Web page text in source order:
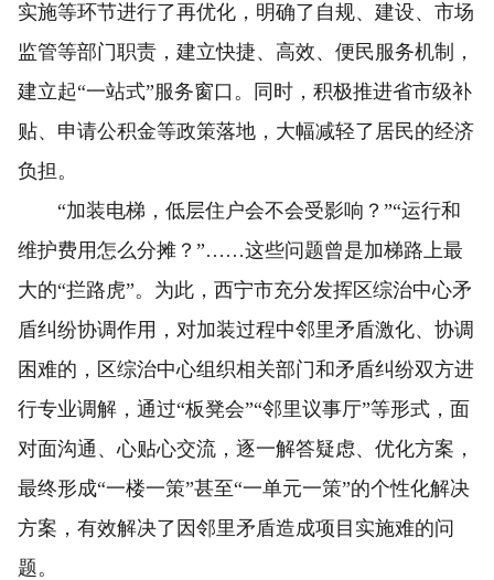
实施等环节进行了再优化，明确了自规、建设、市场
监管等部门职责，建立快捷、高效、便民服务机制，
建立起“一站式”服务窗口。同时，积极推进省市级补
贴、申请公积金等政策落地，大幅减轻了居民的经济
负担。
“加装电梯，低层住户会不会受影响？”“运行和
维护费用怎么分摊？”……这些问题曾是加梯路上最
大的“拦路虎”。为此，西宁市充分发挥区综治中心矛
盾纠纷协调作用，对加装过程中邻里矛盾激化、协调
困难的，区综治中心组织相关部门和矛盾纠纷双方进
行专业调解，通过“板凳会”“邻里议事厅”等形式，面
对面沟通、心贴心交流，逐一解答疑虑、优化方案，
最终形成“一楼一策”甚至“一单元一策”的个性化解决
方案，有效解决了因邻里矛盾造成项目实施难的问
题。